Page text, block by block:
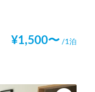
¥1,500〜 /1泊